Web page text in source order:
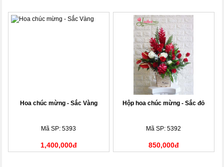
Hoa chúc mừng - Sắc Vàng
Mã SP: 5393
1,400,000đ
Hộp hoa chúc mừng - Sắc đỏ
Mã SP: 5392
850,000đ